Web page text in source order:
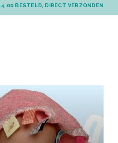
BESTELD, DIRECT VERZONDEN